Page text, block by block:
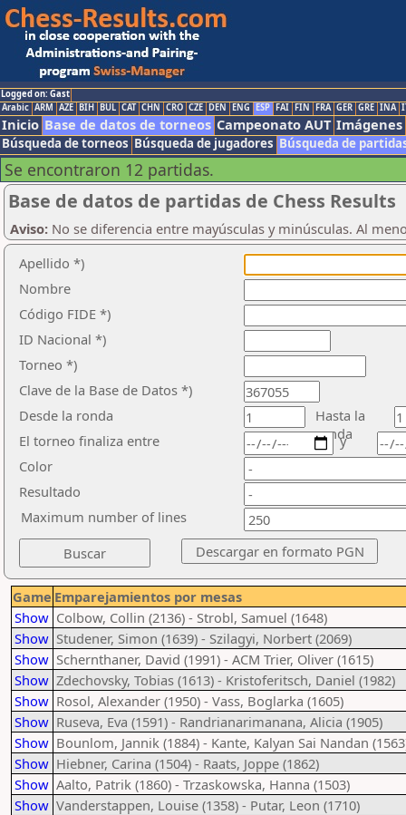
Logged on: Gast
Arabic ARM AZE BIH BUL CAT CHN CRO CZE DEN ENG ESP FAI FIN FRA GER GRE INA
Inicio Base de datos de torneos Campeonato AUT Imágenes
Búsqueda de torneos Búsqueda de jugadores Búsqueda de
Se encontraron 12 partidas.
Base de datos de partidas de Chess Results
Aviso: No se diferencia entre mayúsculas y minúsculas. Al
Apellido *)
Nombre
Código FIDE *)
ID Nacional *)
Torneo *)
Clave de la Base de Datos *)
Desde la ronda
Hasta la
ronda
El torneo finaliza entre
Color
Resultado
y
Maximum number of lines
Game Emparejamientos por mesas
Show Colbow, Collin (2136) - Strobl, Samuel (1648)
Show Studener, Simon (1639) - Szilagyi, Norbert (2069)
Show Schernthaner, David (1991) - ACM Trier, Oliver (1615)
Show Zdechovsky, Tobias (1613) - Kristoferitsch, Daniel (1982)
Show Rosol, Alexander (1950) - Vass, Boglarka (1605)
Show Ruseva, Eva (1591) - Randrianarimanana, Alicia (1905)
Show Bounlom, Jannik (1884) - Kante, Kalyan Sai Nandan
Show Hiebner, Carina (1504) - Raats, Joppe (1862)
Show Aalto, Patrik (1860) - Trzaskowska, Hanna (1503)
Show Vanderstappen, Louise (1358) - Putar, Leon (1710)